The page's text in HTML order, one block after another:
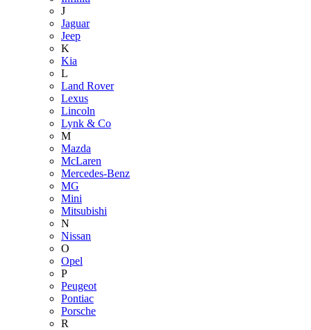
J
Jaguar
Jeep
K
Kia
L
Land Rover
Lexus
Lincoln
Lynk & Co
M
Mazda
McLaren
Mercedes-Benz
MG
Mini
Mitsubishi
N
Nissan
O
Opel
P
Peugeot
Pontiac
Porsche
R